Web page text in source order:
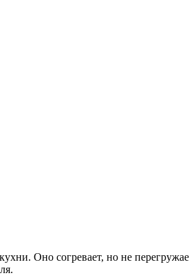
Оно согревает, но не